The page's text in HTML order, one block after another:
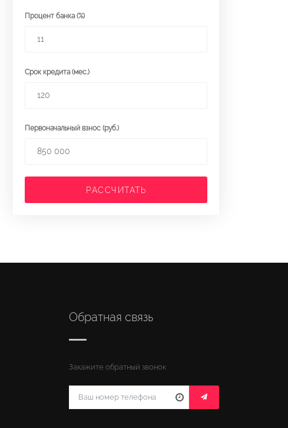
Процент банка (%)
Срок кредита (мес.)
Первоначальный взнос (руб.)
РАССЧИТАТЬ
Обратная связь
Закажите обратный звонок